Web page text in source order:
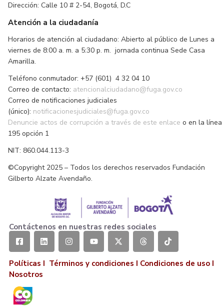
Dirección: Calle 10 # 2-54, Bogotá, D.C
Atención a la ciudadanía
Horarios de atención al ciudadano: Abierto al público de Lunes a
viernes de 8:00 a. m. a 5:30 p. m. jornada continua Sede Casa
Amarilla.
Teléfono conmutador: +57 (601) 4 32 04 10
Correo de contacto: atencionalciudadano@fuga.gov.co
Correo de notificaciones judiciales
(único): notificacionesjudiciales@fuga.gov.co
Denuncie actos de corrupción a través de este enlace o en la línea
195 opción 1
NIT: 860.044.113-3
©Copyright 2025 – Todos los derechos reservados Fundación
Gilberto Alzate Avendaño.
Contáctenos en nuestras redes sociales
Políticas I Términos y condiciones I Condiciones de uso I
Nosotros